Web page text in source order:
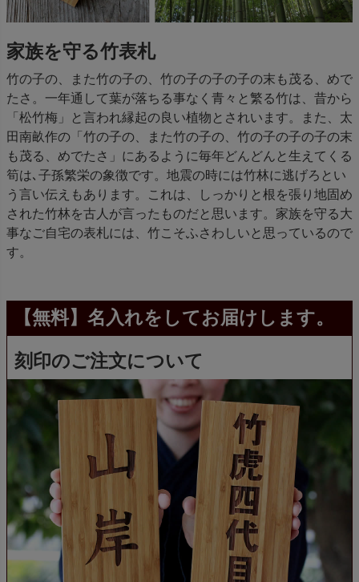
家族を守る竹表札
竹の子の、また竹の子の、竹の子の子の子の末も茂る、めで
たさ。一年通して葉が落ちる事なく青々と繁る竹は、昔から
「松竹梅」と言われ縁起の良い植物とされいます。また、太
田南畝作の「竹の子の、また竹の子の、竹の子の子の子の末
も茂る、めでたさ」にあるように毎年どんどんと生えてくる
筍は､子孫繁栄の象徴です。地震の時には竹林に逃げろとい
う言い伝えもあります。これは、しっかりと根を張り地固め
された竹林を古人が言ったものだと思います。家族を守る大
事なご自宅の表札には、竹こそふさわしいと思っているので
す。
【無料】名入れをしてお届けします。
刻印のご注文について